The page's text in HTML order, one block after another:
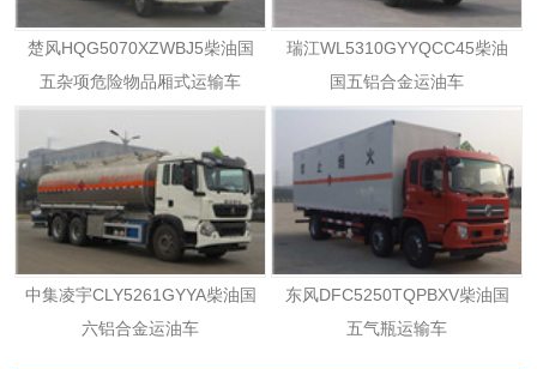
楚风HQG5070XZWBJ5柴油国
五杂项危险物品厢式运输车
瑞江WL5310GYYQCC45柴油
国五铝合金运油车
中集凌宇CLY5261GYYA柴油国
六铝合金运油车
东风DFC5250TQPBXV柴油国
五气瓶运输车